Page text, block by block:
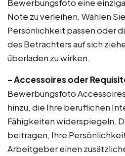
Bewerbungsfoto eine
Note zu verleihen. Wählen
Persönlichkeit passen oder
des Betrachters auf sich
überladen zu wirken.
– Accessoires oder
Bewerbungsfoto
hinzu, die Ihre beruflichen
Fähigkeiten widerspiegeln.
beitragen, Ihre
Arbeitgeber einen